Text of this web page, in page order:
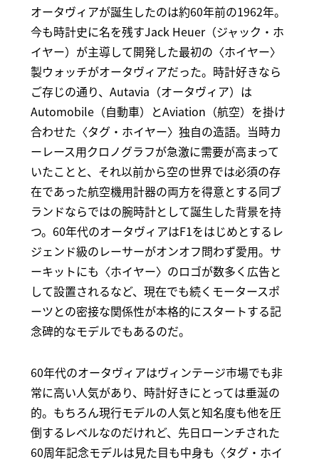
オータヴィアが誕生したのは約60年前の1962年。
今も時計史に名を残すJack Heuer（ジャック・ホ
イヤー）が主導して開発した最初の〈ホイヤー〉
製ウォッチがオータヴィアだった。時計好きなら
ご存じの通り、Autavia（オータヴィア）は
Automobile（自動車）とAviation（航空）を掛け
合わせた〈タグ・ホイヤー〉独自の造語。当時カ
ーレース用クロノグラフが急激に需要が高まって
いたことと、それ以前から空の世界では必須の存
在であった航空機用計器の両方を得意とする同ブ
ランドならではの腕時計として誕生した背景を持
つ。60年代のオータヴィアはF1をはじめとするレ
ジェンド級のレーサーがオンオフ問わず愛用。サ
ーキットにも〈ホイヤー〉のロゴが数多く広告と
して設置されるなど、現在でも続くモータースポ
ーツとの密接な関係性が本格的にスタートする記
念碑的なモデルでもあるのだ。
60年代のオータヴィアはヴィンテージ市場でも非
常に高い人気があり、時計好きにとっては垂涎の
的。もちろん現行モデルの人気と知名度も他を圧
倒するレベルなのだけれど、先日ローンチされた
60周年記念モデルは見た目も中身も〈タグ・ホイ